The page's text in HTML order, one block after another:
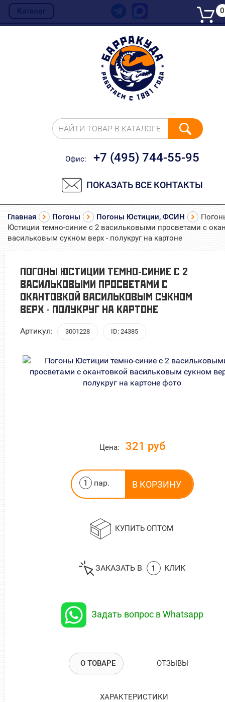
Каталог
НАЙТИ ТОВАР В КАТАЛОГЕ
Офис: +7 (495) 744-55-95
ПОКАЗАТЬ ВСЕ КОНТАКТЫ
0
Главная Погоны Погоны Юстиции, ФСИН
Юстиции темно-синие с 2 васильковыми просветами с
васильковым сукном верх - полукруг на картоне
ПОГОНЫ ЮСТИЦИИ ТЕМНО-СИНИЕ С 2
ВАСИЛЬКОВЫМИ ПРОСВЕТАМИ С
ОКАНТОВКОЙ ВАСИЛЬКОВЫМ СУКНОМ
ВЕРХ - ПОЛУКРУГ НА КАРТОНЕ
Артикул: 3001228 ID: 24385
Цена: 321 руб
пар.
КУПИТЬ ОПТОМ
ЗАКАЗАТЬ В 1 КЛИК
Задать вопрос в Whatsapp
О ТОВАРЕ ОТЗЫВЫ
ХАРАКТЕРИСТИКИ